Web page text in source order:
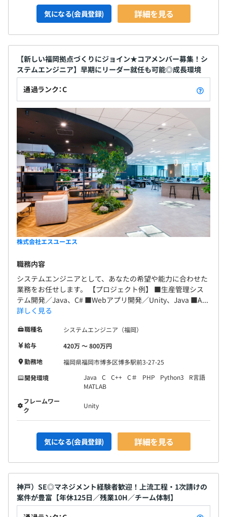
気になる(会員登録) 詳細を見る
【新しい福岡拠点づくりにジョイン★コアメンバー募集！シ
ステムエンジニア】早期にリーダー就任も可能◎成長環境
通過ランク：C
株式会社エスユーエス
職務内容
システムエンジニアとして、あなたの希望や能力に合わせた
業務をお任せします。 【プロジェクト例】 ■生産管理シス
テム開発／Java、C# ■Webアプリ開発／Unity、Java ■A...
詳しく見る
職種名
システムエンジニア（福岡）
給与
420万 〜 800万円
勤務地
福岡県福岡市博多区博多駅前3-27-25
開発環境
Java C C++ C＃ PHP Python3
R言語
MATLAB
フレームワー
ク
Unity
気になる(会員登録) 詳細を見る
神戸）SE◎マネジメント経験者歓迎！上流工程・1次請けの
案件が豊富【年休125日／残業10H／チーム体制】